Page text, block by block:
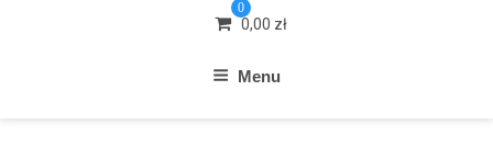
0
0,00 zł
Menu